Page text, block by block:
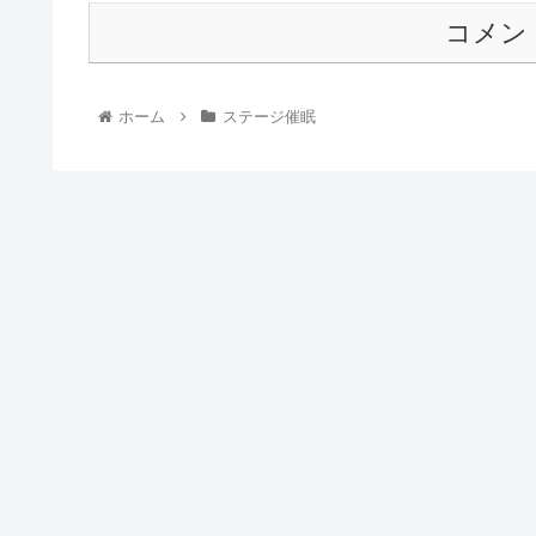
コメン
ホーム ステージ催眠